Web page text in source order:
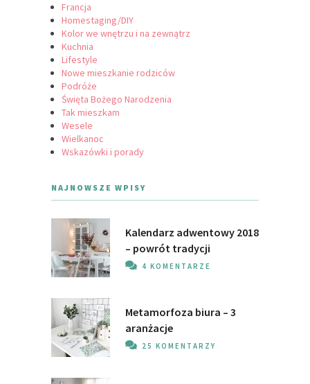
Francja
Homestaging/DIY
Kolor we wnętrzu i na zewnątrz
Kuchnia
Lifestyle
Nowe mieszkanie rodziców
Podróże
Święta Bożego Narodzenia
Tak mieszkam
Wesele
Wielkanoc
Wskazówki i porady
NAJNOWSZE WPISY
Kalendarz adwentowy 2018
– powrót tradycji
4 KOMENTARZE
Metamorfoza biura – 3
aranżacje
25 KOMENTARZY